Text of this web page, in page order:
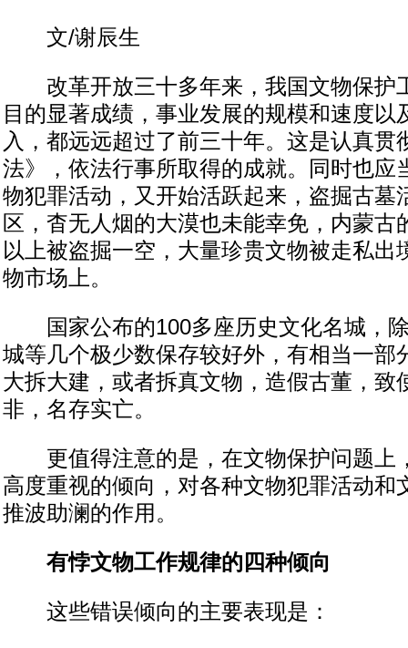
文/谢辰生
改革开放三十多年来，我国文物保护
目的显著成绩，事业发展的规模和速度以
入，都远远超过了前三十年。这是认真贯
法》，依法行事所取得的成就。同时也应
物犯罪活动，又开始活跃起来，盗掘古墓
区，杳无人烟的大漠也未能幸免，内蒙古
以上被盗掘一空，大量珍贵文物被走私出
物市场上。
国家公布的100多座历史文化名城，
城等几个极少数保存较好外，有相当一部
大拆大建，或者拆真文物，造假古董，致
非，名存实亡。
更值得注意的是，在文物保护问题上
高度重视的倾向，对各种文物犯罪活动和
推波助澜的作用。
有悖文物工作规律的四种倾向
这些错误倾向的主要表现是：